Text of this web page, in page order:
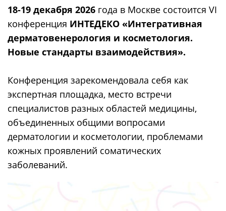
18-19 декабря 2026 года в Москве состоится VI
конференция ИНТЕДЕКО «Интегративная
дерматовенерология и косметология.
Новые стандарты взаимодействия».
Конференция зарекомендовала себя как
экспертная площадка, место встречи
специалистов разных областей медицины,
объединенных общими вопросами
дерматологии и косметологии, проблемами
кожных проявлений соматических
заболеваний.